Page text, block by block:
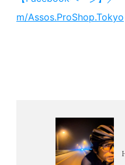
m/Assos.ProShop.Tokyo